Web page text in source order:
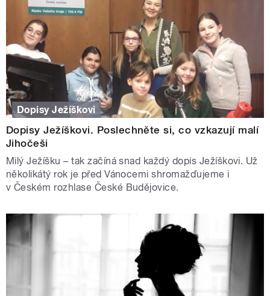
Dopisy Ježíškovi
Dopisy Ježíškovi. Poslechněte si, co vzkazují malí
Jihočeši
Milý Ježíšku – tak začíná snad každý dopis Ježíškovi. Už
několikátý rok je před Vánocemi shromažďujeme i
v Českém rozhlase České Budějovice.